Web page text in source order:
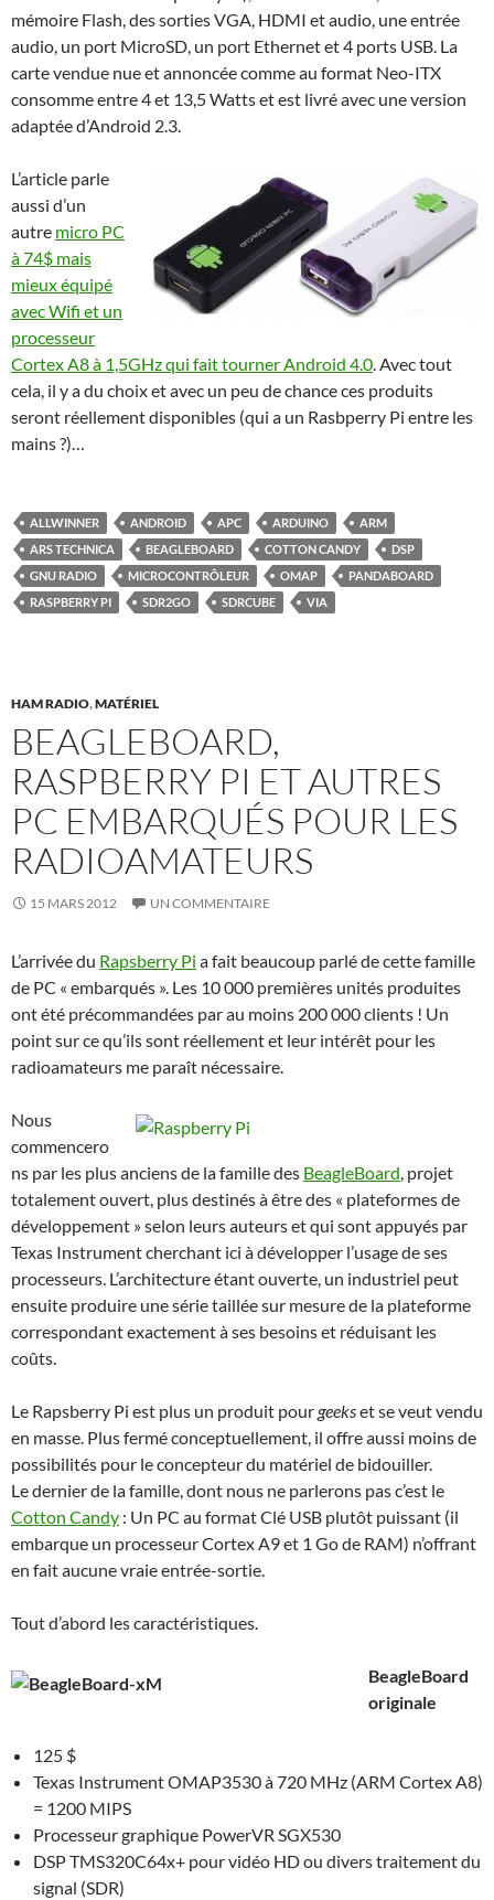
mémoire Flash, des sorties VGA, HDMI et audio, une entrée
audio, un port MicroSD, un port Ethernet et 4 ports USB. La
carte vendue nue et annoncée comme au format Neo-ITX
consomme entre 4 et 13,5 Watts et est livré avec une version
adaptée d’Android 2.3.
L’article parle
aussi d’un
autre micro PC
à 74$ mais
mieux équipé
avec Wifi et un
processeur
Cortex A8 à 1,5GHz qui fait tourner Android 4.0. Avec tout
cela, il y a du choix et avec un peu de chance ces produits
seront réellement disponibles (qui a un Rasbperry Pi entre les
mains ?)…
ALLWINNER ANDROID APC ARDUINO
ARM
ARS TECHNICA
BEAGLEBOARD COTTON CANDY
DSP
GNU RADIO
MICROCONTRÔLEUR OMAP
PANDABOARD
RASPBERRY PI
SDR2GO SDRCUBE VIA
HAM RADIO,MATÉRIEL
BEAGLEBOARD,
RASPBERRY PI ET AUTRES
PC EMBARQUÉS POUR LES
RADIOAMATEURS
15 MARS 2012 UN COMMENTAIRE
L’arrivée du Rapsberry Pi a fait beaucoup parlé de cette famille
de PC « embarqués ». Les 10 000 premières unités produites
ont été précommandées par au moins 200 000 clients ! Un
point sur ce qu’ils sont réellement et leur intérêt pour les
radioamateurs me paraît nécessaire.
Nous
commencero
ns par les plus anciens de la famille des BeagleBoard, projet
totalement ouvert, plus destinés à être des « plateformes de
développement » selon leurs auteurs et qui sont appuyés par
Texas Instrument cherchant ici à développer l’usage de ses
processeurs. L’architecture étant ouverte, un industriel peut
ensuite produire une série taillée sur mesure de la plateforme
correspondant exactement à ses besoins et réduisant les
coûts.
Le Rapsberry Pi est plus un produit pour geekset se veut vendu
en masse. Plus fermé conceptuellement, il offre aussi moins de
possibilités pour le concepteur du matériel de bidouiller.
Le dernier de la famille, dont nous ne parlerons pas c’est le
Cotton Candy : Un PC au format Clé USB plutôt puissant (il
embarque un processeur Cortex A9 et 1 Go de RAM) n’offrant
en fait aucune vraie entrée-sortie.
Tout d’abord les caractéristiques.
BeagleBoard
originale
125 $
Texas Instrument OMAP3530 à 720 MHz (ARM Cortex A8)
= 1200 MIPS
Processeur graphique PowerVR SGX530
DSP TMS320C64x+ pour vidéo HD ou divers traitement du
signal (SDR)